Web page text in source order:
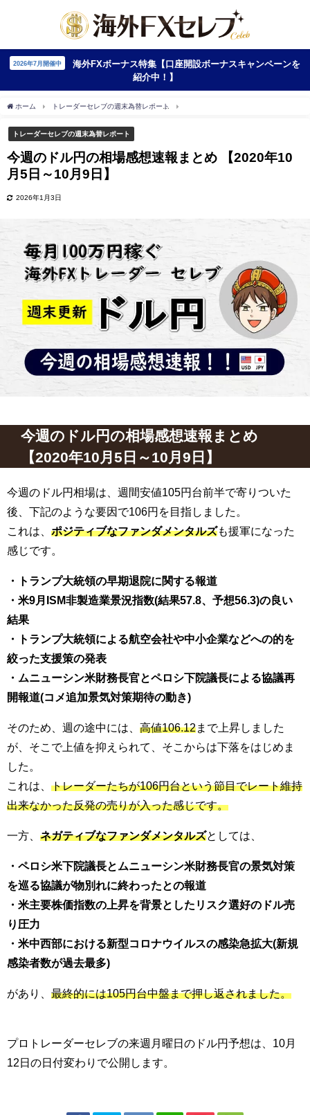
2026年7月開催中
海外FXボーナス特集【口座開設ボーナスキャンペーンを
紹介中！】
ホーム トレーダーセレブの週末為替レポート
トレーダーセレブの週末為替レポート
今週のドル円の相場感想速報まとめ 【2020年10
月5日～10月9日】
2026年1月3日
今週のドル円の相場感想速報まとめ
【2020年10月5日～10月9日】
今週のドル円相場は、週間安値105円台前半で寄りついた
後、下記のような要因で106円を目指しました。
これは、 ポジティブなファンダメンタルズも援軍になった
感じです。
・トランプ大統領の早期退院に関する報道
・米9月ISM非製造業景況指数(結果57.8、予想56.3)の良い
結果
・トランプ大統領による航空会社や中小企業などへの的を
絞った支援策の発表
・ムニューシン米財務長官とペロシ下院議長による協議再
開報道(コメ追加景気対策期待の動き)
そのため、週の途中には、 高値106.12まで上昇しました
が、そこで上値を抑えられて、そこからは下落をはじめま
した。
これは、 トレーダーたちが106円台という節目でレート維持
出来なかった反発の売りが入った感じです。
一方、 ネガティブなファンダメンタルズとしては、
・ペロシ米下院議長とムニューシン米財務長官の景気対策
を巡る協議が物別れに終わったとの報道
・米主要株価指数の上昇を背景としたリスク選好のドル売
り圧力
・米中西部における新型コロナウイルスの感染急拡大(新規
感染者数が過去最多)
があり、 最終的には105円台中盤まで押し返されました。
プロトレーダーセレブの来週月曜日のドル円予想は、10月
12日の日付変わりで公開します。